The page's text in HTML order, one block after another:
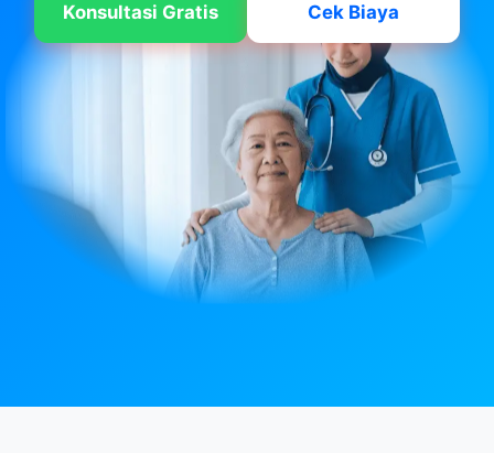
Konsultasi Gratis Cek Biaya